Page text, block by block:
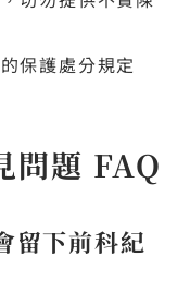
保護處分規定
問題 FAQ
留下前科紀